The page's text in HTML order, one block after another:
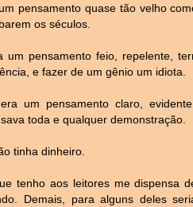
pensamento quase tão velho
os séculos.
um pensamento feio, repelente,
e fazer de um gênio um idiota.
um pensamento claro,
toda e qualquer demonstração.
tinha dinheiro.
tenho aos leitores me dispensa
Demais, para alguns deles